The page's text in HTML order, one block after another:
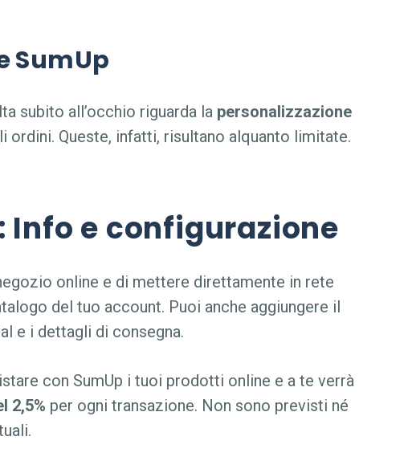
SumUp
subito all’occhio riguarda la personalizzazione
ordini. Queste, infatti, risultano alquanto limitate.
: Info e configurazione
online e di mettere direttamente in rete
del tuo account. Puoi anche aggiungere il
e i dettagli di consegna.
con SumUp i tuoi prodotti online e a te verrà
2,5% per ogni transazione. Non sono previsti né